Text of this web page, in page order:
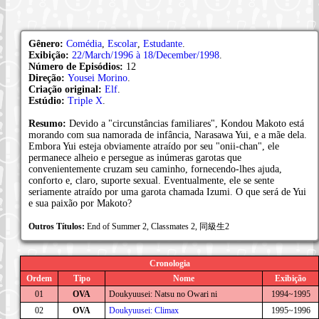
Gênero: Comédia Escolar Estudante
Exibição: 22/March/1996 à 18/December/1998
Número de Episódios: 12
Direção: Yousei Morino
Criação original: Elf
Estúdio: Triple X
Resumo: Devido a "circunstâncias familiares", Kondou Makoto está
morando com sua namorada de infância, Narasawa Yui, e a mãe dela.
Embora Yui esteja obviamente atraído por seu "onii-chan", ele
permanece alheio e persegue as inúmeras garotas que
convenientemente cruzam seu caminho, fornecendo-lhes ajuda,
conforto e, claro, suporte sexual. Eventualmente, ele se sente
seriamente atraído por uma garota chamada Izumi. O que será de Yui
e sua paixão por Makoto?
Outros Títulos: End of Summer 2, Classmates 2, 同級生2
Cronologia
Ordem
Tipo Nome
Exibição
01
OVA Doukyuusei: Natsu no Owari ni
1994~1995
02
OVA Doukyuusei: Climax
1995~1996